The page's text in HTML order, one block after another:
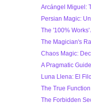
Arcángel Miguel:
Persian Magic:
The '100%
The Magician's
Chaos Magic:
A Pragmatic
Luna Llena: El
The True
The Forbidden